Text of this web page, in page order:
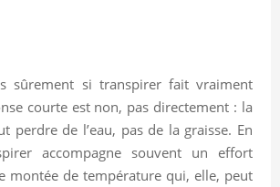
sûrement si transpirer fait vraiment
courte est non, pas directement : la
perdre de l’eau, pas de la graisse. En
accompagne souvent un effort
montée de température qui, elle, peut